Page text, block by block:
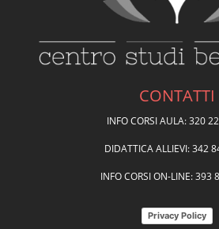
CONTATTI
INFO CORSI AULA: 320
DIDATTICA ALLIEVI: 342
INFO CORSI ON-LINE: 393
Privacy Policy